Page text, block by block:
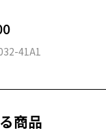
くと、実店舗で
トレンズ）へ無
ます（無料）。
ください。
41A1
商品